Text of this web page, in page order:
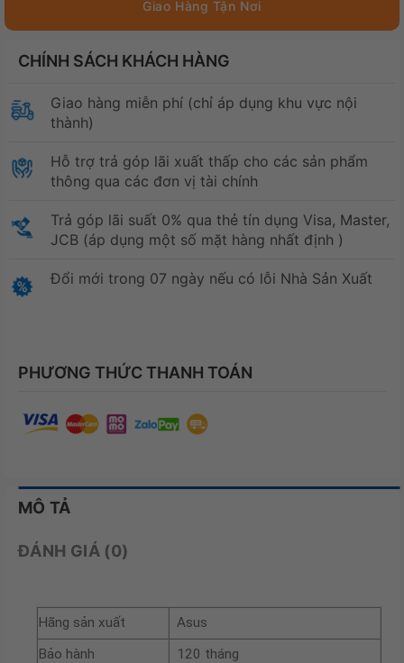
CHÍNH SÁCH KHÁCH HÀNG
Giao hàng miễn phí (chỉ áp dụng khu vực nội
thành)
Hỗ trợ trả góp lãi xuất thấp cho các sản phẩm
thông qua các đơn vị tài chính
Trả góp lãi suất 0% qua thẻ tín dụng Visa, Master,
JCB (áp dụng một số mặt hàng nhất định )
Đổi mới trong 07 ngày nếu có lỗi Nhà Sản Xuất
PHƯƠNG THỨC THANH TOÁN
MÔ TẢ
ĐÁNH GIÁ (0)
Hãng sản xuất
Asus
Bảo hành
120 tháng